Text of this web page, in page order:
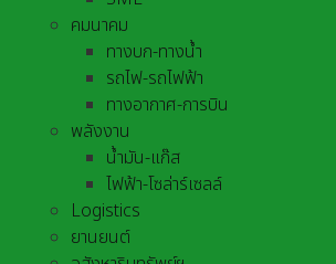
คมนาคม
ทางบก-ทางน้ำ
รถไฟ-รถไฟฟ้า
ทางอากาศ-การบิน
พลังงาน
น้ำมัน-แก๊ส
ไฟฟ้า-โซล่าร์เซลล์
Logistics
ยานยนต์